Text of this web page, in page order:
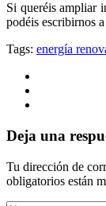
Si queréis ampliar
podéis escribirnos a
Tags: energía
Deja una
Tu dirección de
obligatorios están